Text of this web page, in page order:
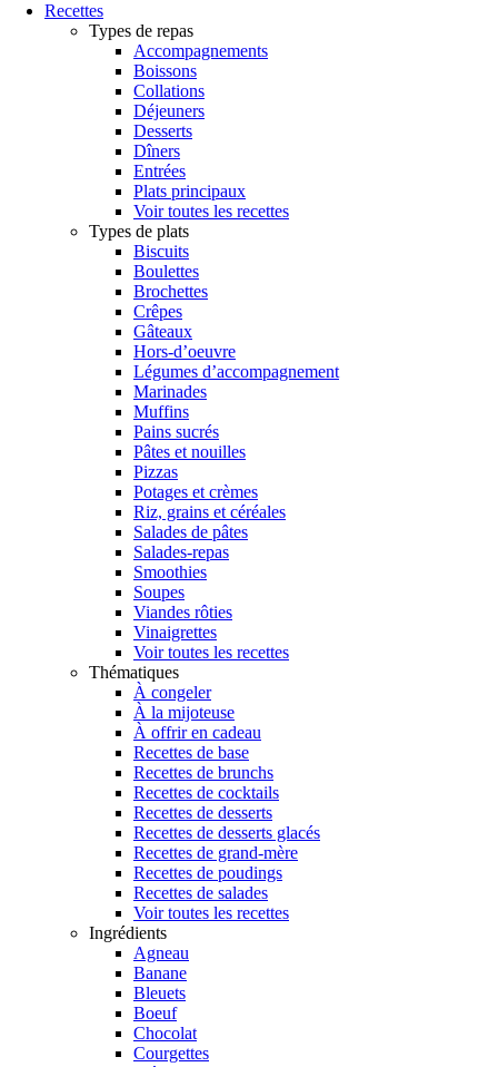
Recettes
Types de repas
Accompagnements
Boissons
Collations
Déjeuners
Desserts
Dîners
Entrées
Plats principaux
Voir toutes les recettes
Types de plats
Biscuits
Boulettes
Brochettes
Crêpes
Gâteaux
Hors-d’oeuvre
Légumes d’accompagnement
Marinades
Muffins
Pains sucrés
Pâtes et nouilles
Pizzas
Potages et crèmes
Riz, grains et céréales
Salades de pâtes
Salades-repas
Smoothies
Soupes
Viandes rôties
Vinaigrettes
Voir toutes les recettes
Thématiques
À congeler
À la mijoteuse
À offrir en cadeau
Recettes de base
Recettes de brunchs
Recettes de cocktails
Recettes de desserts
Recettes de desserts glacés
Recettes de grand-mère
Recettes de poudings
Recettes de salades
Voir toutes les recettes
Ingrédients
Agneau
Banane
Bleuets
Boeuf
Chocolat
Courgettes